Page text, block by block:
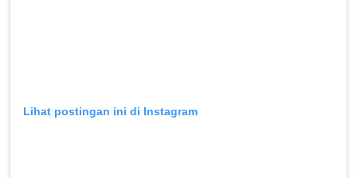
Lihat postingan ini di Instagram